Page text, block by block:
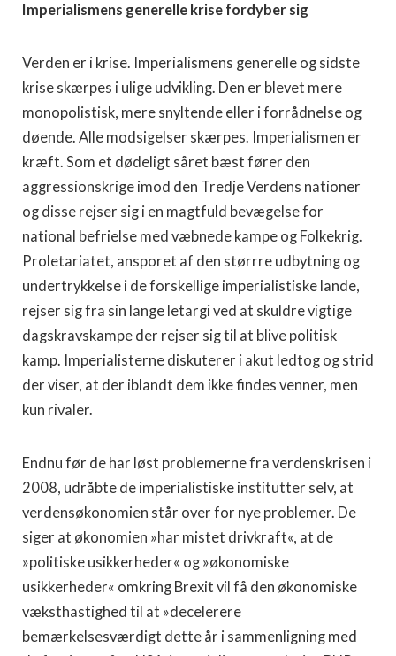
Imperialismens generelle krise fordyber sig
Verden er i krise. Imperialismens generelle og sidste
krise skærpes i ulige udvikling. Den er blevet mere
monopolistisk, mere snyltende eller i forrådnelse og
døende. Alle modsigelser skærpes. Imperialismen er
kræft. Som et dødeligt såret bæst fører den
aggressionskrige imod den Tredje Verdens nationer
og disse rejser sig i en magtfuld bevægelse for
national befrielse med væbnede kampe og Folkekrig.
Proletariatet, ansporet af den størrre udbytning og
undertrykkelse i de forskellige imperialistiske lande,
rejser sig fra sin lange letargi ved at skuldre vigtige
dagskravskampe der rejser sig til at blive politisk
kamp. Imperialisterne diskuterer i akut ledtog og strid
der viser, at der iblandt dem ikke findes venner, men
kun rivaler.
Endnu før de har løst problemerne fra verdenskrisen i
2008, udråbte de imperialistiske institutter selv, at
verdensøkonomien står over for nye problemer. De
siger at økonomien »har mistet drivkraft«, at de
»politiske usikkerheder« og »økonomiske
usikkerheder« omkring Brexit vil få den økonomiske
væksthastighed til at »decelerere
bemærkelsesværdigt dette år i sammenligning med